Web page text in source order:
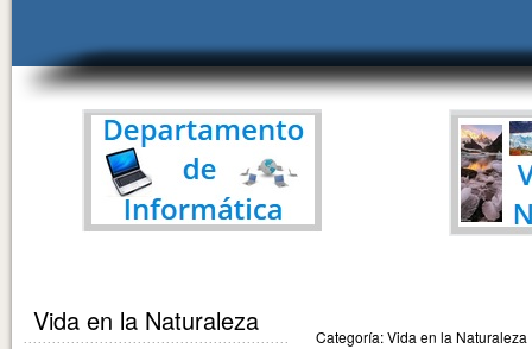
Vida en la Naturaleza Categoría: Vida en la Naturaleza